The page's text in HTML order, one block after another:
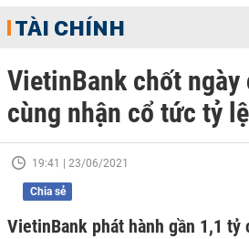
TÀI CHÍNH
VietinBank chốt ngày
cùng nhận cổ tức tỷ
19:41 | 23/06/2021
Chia sẻ
VietinBank phát hành gần 1,1